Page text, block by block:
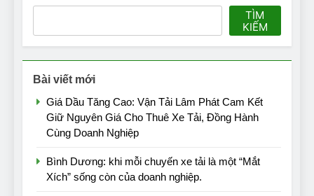
TÌM
KIẾM
Bài viết mới
Giá Dầu Tăng Cao: Vận Tải Lâm Phát Cam Kết
Giữ Nguyên Giá Cho Thuê Xe Tải, Đồng Hành
Cùng Doanh Nghiệp
Bình Dương: khi mỗi chuyến xe tải là một “Mắt
Xích” sống còn của doanh nghiệp.